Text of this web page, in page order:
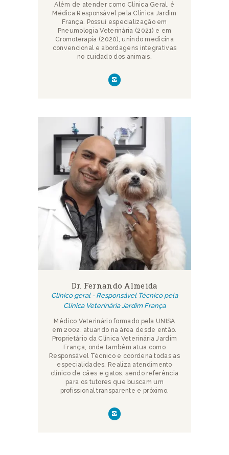
Além de atender como Clínica Geral, é
Médica Responsável pela Clínica Jardim
França. Possui especialização em
Pneumologia Veterinária (2021) e em
Cromoterapia (2020), unindo medicina
convencional e abordagens integrativas
no cuidado dos animais.
Dr. Fernando Almeida
Clínico geral - Responsável Técnico pela
Clínica Veterinária Jardim França
Médico Veterinário formado pela UNISA
em 2002, atuando na área desde então.
Proprietário da Clínica Veterinária Jardim
França, onde também atua como
Responsável Técnico e coordena todas as
especialidades. Realiza atendimento
clínico de cães e gatos, sendo referência
para os tutores que buscam um
profissional transparente e próximo.